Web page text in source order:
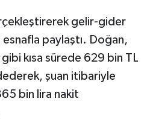
gelir-gider
esnafla paylaştı. Doğan,
kısa sürede 629 bin TL
şuan itibariyle
bin lira nakit